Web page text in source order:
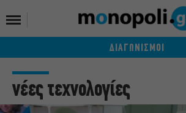
ΔΙΑΓΩΝΙΣΜΟΙ
νέες τεχνολογίες